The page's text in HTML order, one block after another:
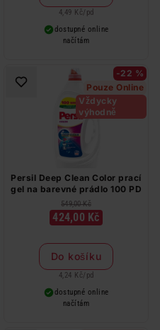
4,49 Kč/ pd
dostupné online
načítám
-22 %
Pouze Online
Vždycky
výhodně
Persil Deep Clean Color prací
gel na barevné prádlo 100 PD
549,00 Kč
424,00 Kč
Do košíku
4,24 Kč/ pd
dostupné online
načítám